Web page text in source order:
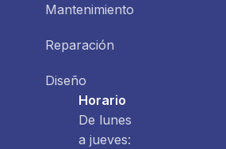
Mantenimiento
Reparación
Diseño
Horario
De lunes
a jueves: